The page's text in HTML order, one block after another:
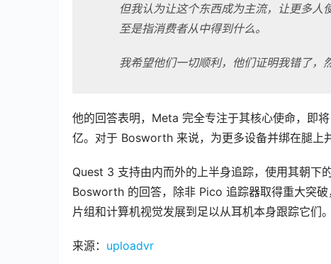
但我认为让这个东西成为主流，让更多
至是指消费者从中得到什么。
我希望他们一切顺利，他们证明我错了，
他的回答表明，Meta 完全专注于其核心使命，即
亿。对于 Bosworth 来说，为更多设备并绑在腿上
Quest 3 支持由内而外的上半身追踪，使用其朝下
Bosworth 的回答，除非 Pico 追踪器取得重大突
片组和计算机视觉发展到足以从耳机本身跟踪它们。
来源： uploadvr